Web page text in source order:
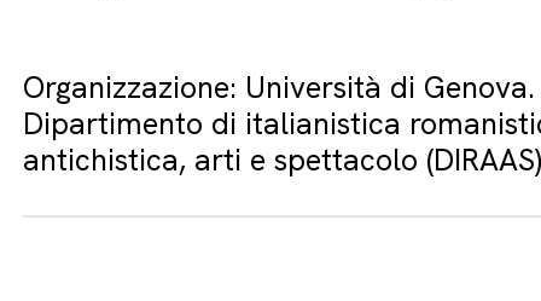
Organizzazione: Università di Genova.
Dipartimento di italianistica
antichistica, arti e spettacolo